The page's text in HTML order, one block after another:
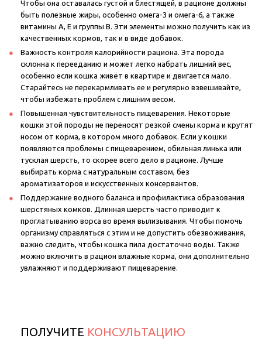
Чтобы она оставалась густой и блестящей, в рационе должны
быть полезные жиры, особенно омега-3 и омега-6, а также
витамины A, E и группы B. Эти элементы можно получить как из
качественных кормов, так и в виде добавок.
Важность контроля калорийности рациона. Эта порода
склонна к перееданию и может легко набрать лишний вес,
особенно если кошка живёт в квартире и двигается мало.
Старайтесь не перекармливать ее и регулярно взвешивайте,
чтобы избежать проблем с лишним весом.
Повышенная чувствительность пищеварения. Некоторые
кошки этой породы не переносят резкой смены корма и крутят
носом от корма, в котором много добавок. Если у кошки
появляются проблемы с пищеварением, обильная линька или
тусклая шерсть, то скорее всего дело в рационе. Лучше
выбирать корма с натуральным составом, без
ароматизаторов и искусственных консервантов.
Поддержание водного баланса и профилактика образования
шерстяных комков. Длинная шерсть часто приводит к
проглатыванию ворса во время вылизывания. Чтобы помочь
организму справляться с этим и не допустить обезвоживания,
важно следить, чтобы кошка пила достаточно воды. Также
можно включить в рацион влажные корма, они дополнительно
увлажняют и поддерживают пищеварение.
ПОЛУЧИТЕ КОНСУЛЬТАЦИЮ